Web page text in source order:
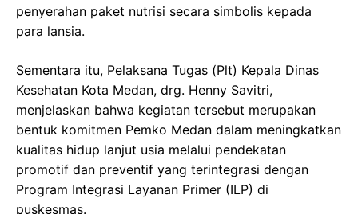
penyerahan paket nutrisi secara simbolis kepada
para lansia.
Sementara itu, Pelaksana Tugas (Plt) Kepala Dinas
Kesehatan Kota Medan, drg. Henny Savitri,
menjelaskan bahwa kegiatan tersebut merupakan
bentuk komitmen Pemko Medan dalam meningkatkan
kualitas hidup lanjut usia melalui pendekatan
promotif dan preventif yang terintegrasi dengan
Program Integrasi Layanan Primer (ILP) di
puskesmas.